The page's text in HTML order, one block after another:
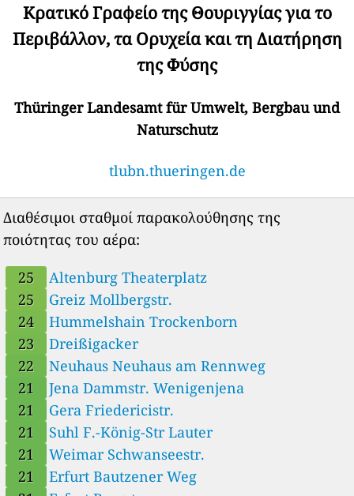
Κρατικό Γραφείο της Θουριγγίας για το
Περιβάλλον, τα Ορυχεία και τη Διατήρηση
της Φύσης
Thüringer Landesamt für Umwelt, Bergbau und
Naturschutz
tlubn.thueringen.de
Διαθέσιμοι σταθμοί παρακολούθησης της
ποιότητας του αέρα:
25
Altenburg Theaterplatz
25
Greiz Mollbergstr.
24
Hummelshain Trockenborn
23
Dreißigacker
22
Neuhaus Neuhaus am Rennweg
21
Jena Dammstr. Wenigenjena
21
Gera Friedericistr.
21
Suhl F.-König-Str Lauter
21
Weimar Schwanseestr.
21
Erfurt Bautzener Weg